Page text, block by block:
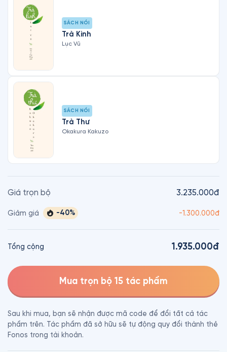
SÁCH NÓI
Trà Kinh
Lục Vũ
SÁCH NÓI
Trà Thư
Okakura Kakuzo
Giá trọn bộ 3.235.000đ
Giảm giá -40% -1.300.000đ
Tổng cộng 1.935.000đ
Mua trọn bộ 15 tác phẩm
Sau khi mua, bạn sẽ nhận được mã code để đổi tất cả tác
phẩm trên. Tác phẩm đã sở hữu sẽ tự động quy đổi thành thẻ
Fonos trong tài khoản.